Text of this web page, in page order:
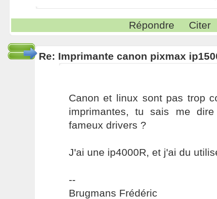
Répondre Citer
Re: Imprimante canon pixmax
Canon et linux sont pas trop
imprimantes, tu sais me
fameux drivers ?
J'ai une ip4000R, et j'ai du
--
Brugmans Frédéric